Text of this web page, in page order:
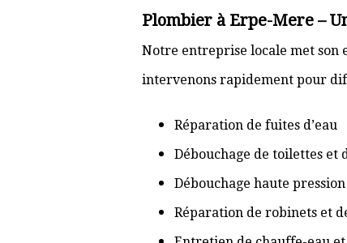
Plombier à Erpe-Mere –
Notre entreprise locale met son
intervenons rapidement pour
Réparation de fuites d’eau
Débouchage de toilettes et
Débouchage haute
Réparation de robinets et